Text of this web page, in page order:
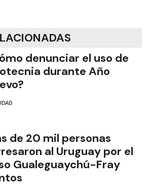
denunciar el uso de
durante Año
de 20 mil personas
al Uruguay por el
Gualeguaychú-Fray